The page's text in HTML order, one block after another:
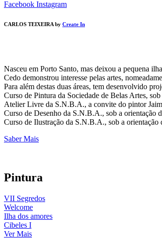
Facebook Instagram
CARLOS TEIXEIRA by Create In
Nasceu em Porto Santo, mas deixou a pequena
Cedo demonstrou interesse pelas artes,
Para além destas duas áreas, tem desenvolvido
Curso de Pintura da Sociedade de Belas Artes,
Atelier Livre da S.N.B.A., a convite do pintor
Curso de Desenho da S.N.B.A., sob a orientação
Curso de Ilustração da S.N.B.A., sob a
Saber Mais
Pintura
VII Segredos
Welcome
Ilha dos amores
Cibeles I
Ver Mais